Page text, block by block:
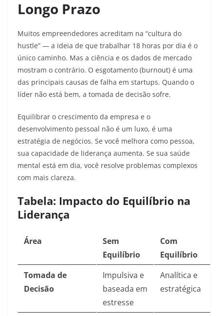
Longo Prazo
Muitos empreendedores acreditam na “cultura do
hustle” — a ideia de que trabalhar 18 horas por dia é o
único caminho. Mas a ciência e os dados de mercado
mostram o contrário. O esgotamento (burnout) é uma
das principais causas de falha em startups. Quando o
líder não está bem, a tomada de decisão sofre.
Equilibrar o crescimento da empresa e o
desenvolvimento pessoal não é um luxo, é uma
estratégia de negócios. Se você melhora como pessoa,
sua capacidade de liderança aumenta. Se sua saúde
mental está em dia, você resolve problemas complexos
com mais clareza.
Tabela: Impacto do Equilíbrio na
Liderança
Área
Sem
Equilíbrio
Com
Equilíbrio
Tomada de
Decisão
Impulsiva e
baseada em
estresse
Analítica e
estratégica